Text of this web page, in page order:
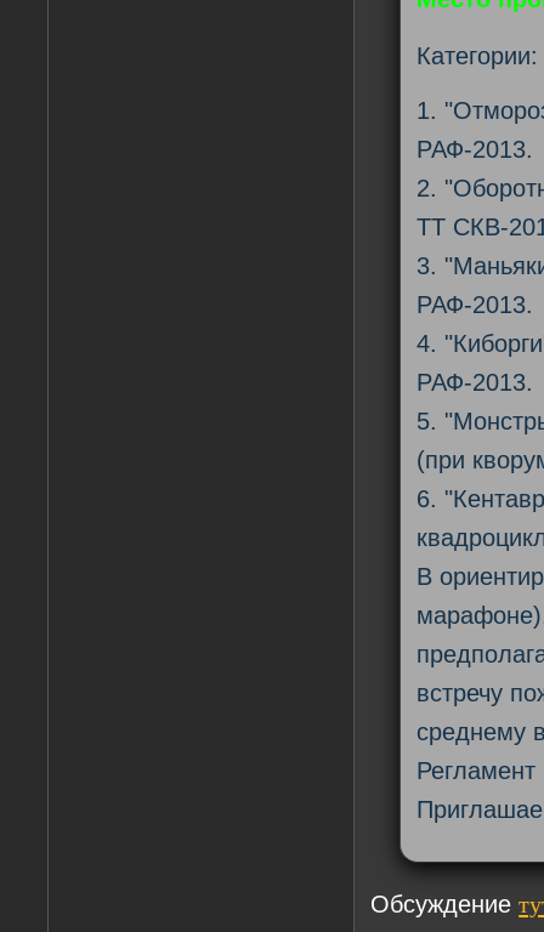
Категории:
1.
РАФ-2013.
2.
ТТ СКВ-
3.
РАФ-2013.
4.
РАФ-2013.
5.
(при
6.
В
встречу
среднему
Обсуждение